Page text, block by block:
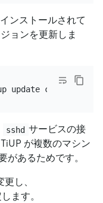
ンストールされて
ョンを更新しま
sshd サービスの接
が複数のマシン
があるためです。
更し、
ます。